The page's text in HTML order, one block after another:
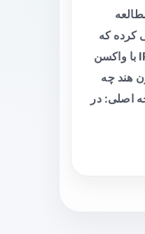
کرده که
جایگزینی واکسن پنتاولنت و IPV با واکسن
هند چه
اصلی: در